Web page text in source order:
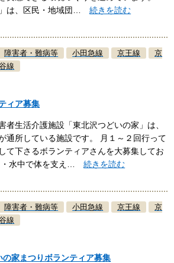
」は、区民・地域団…続きを読む
障害者・難病等 小田急線 京王線
京
線
ィア募集
者生活介護施設「東北沢つどいの家」は、
通所している施設です。 月１～２回行って
て下さるボランティアさんを大募集してお
・水中で体を支え…続きを読む
障害者・難病等 小田急線 京王線
京
線
家まつりボランティア募集